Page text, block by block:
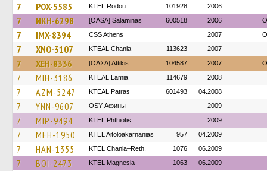
7 POX-5585 ΚΤΕL Rodou 101928 2006
7 NKH-6298 [OASA] Salaminas 600518 2006
7 IMX-8394 CSS Athens 2007
7 XNO-3107 KTEAL Chania 113623 2007
7 XEH-8336 [ΟΑΣΑ] Αttikis 104587 2007
7 MIH-3186 KTEAL Lamia 114679 2008
7 AZM-5247 KTEAL Patras 601493 04.2008
7 YNN-9607 OSY Афины 2009
7 MIP-9494 ΚΤΕL Phthiotis 2009
7 MEH-1950 KTEL Aitoloakarnanias 957 04.2009
7 HAN-1355 KTEL Chania–Reth. 1076 06.2009
7 BOI-2473 ΚΤΕL Magnesia 1063 06.2009